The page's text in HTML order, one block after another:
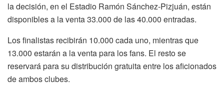
la decisión, en el Estadio Ramón Sánchez-Pizjuán, están
disponibles a la venta 33.000 de las 40.000 entradas.
Los finalistas recibirán 10.000 cada uno, mientras que
13.000 estarán a la venta para los fans. El resto se
reservará para su distribución gratuita entre los aficionados
de ambos clubes.